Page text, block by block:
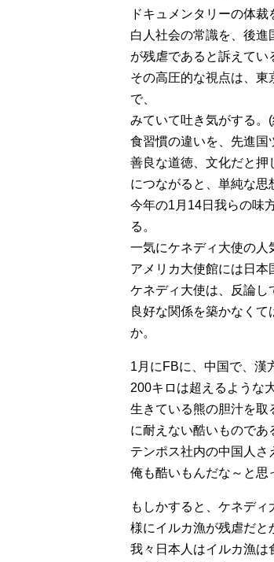
ドキュメンタリーの体裁
白人社会の常識を、後
が残虐であると訴えてい
その高圧的な視点は、東
で、
みていて吐き気がする。
食習慣の違いを、先進国
善良な道徳、文化だと押
につながると、単純な思
今年の1月14日我らの味
る。
一気にケネディ大使の人
アメリカ大使館には日本
ケネディ大使は、反論し
良好な関係を築かなく
か。
1月にFBに、中国で、漢
200キロは超えるような
生きている熊の胆汁を取
に耐えない酷いものであ
テンポス社内の中国人さ
俺も酷いもんだな～と思
もしかすると、ケネデ
様にイルカ漁が残虐だと
我々日本人はイルカ漁は